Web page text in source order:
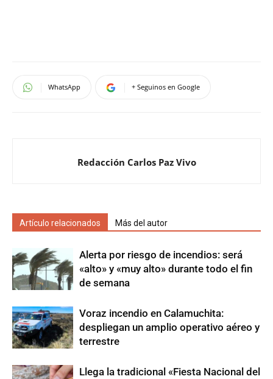
WhatsApp + Seguinos en Google
Redacción Carlos Paz Vivo
Artículo relacionados Más del autor
Alerta por riesgo de incendios: será
«alto» y «muy alto» durante todo el fin
de semana
Voraz incendio en Calamuchita:
despliegan un amplio operativo aéreo y
terrestre
Llega la tradicional «Fiesta Nacional del